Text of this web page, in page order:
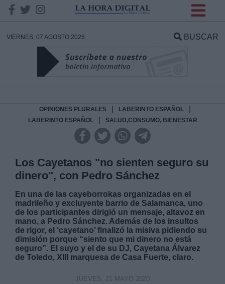
VIERNES, 07 AGOSTO 2026 BUSCAR
OPINIONES PLURALES LABERINTO ESPAÑOL
LABERINTO ESPAÑOL SALUD,CONSUMO, BIENESTAR
Los Cayetanos "no sienten seguro su
dinero", con Pedro Sánchez
En una de las cayeborrokas organizadas en el
madrileño y excluyente barrio de Salamanca, uno
de los participantes dirigió un mensaje, altavoz en
mano, a Pedro Sánchez. Además de los insultos
de rigor, el ‘cayetano’ finalizó la misiva pidiendo su
dimisión porque “siento que mi dinero no está
seguro”. El suyo y el de su DJ, Cayetana Álvarez
de Toledo, XIII marquesa de Casa Fuerte, claro.
JUEVES, 21 MAYO 2020
DATOS
Responsable:
Legitimación:
Destinatarios: